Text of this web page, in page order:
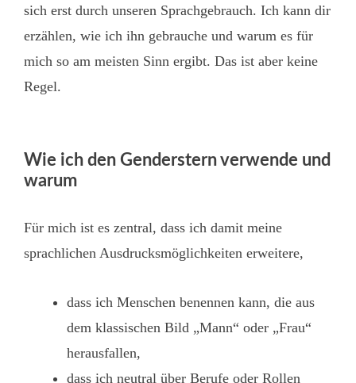
sich erst durch unseren Sprachgebrauch. Ich kann dir
erzählen, wie ich ihn gebrauche und warum es für
mich so am meisten Sinn ergibt. Das ist aber keine
Regel.
Wie ich den Genderstern verwende und
warum
Für mich ist es zentral, dass ich damit meine
sprachlichen Ausdrucksmöglichkeiten erweitere,
dass ich Menschen benennen kann, die aus
dem klassischen Bild „Mann“ oder „Frau“
herausfallen,
dass ich neutral über Berufe oder Rollen